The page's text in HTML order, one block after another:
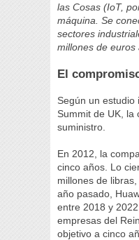
las Cosas (IoT,
máquina. Se
sectores
millones de euros
El
Según un
Summit de UK,
suministro.
En 2012, la
cinco años. Lo
millones de
año pasado,
entre 2018 y
empresas del
objetivo a cinco